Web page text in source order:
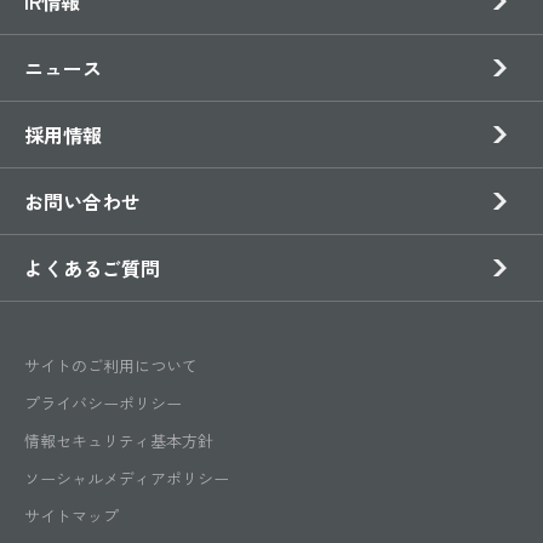
ニュース
採用情報
お問い合わせ
よくあるご質問
サイトのご利用について
プライバシーポリシー
情報セキュリティ基本方針
ソーシャルメディアポリシー
サイトマップ